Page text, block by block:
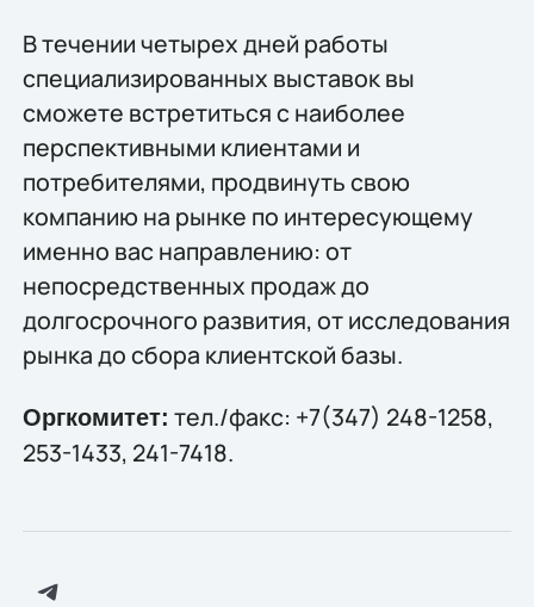
В течении четырех дней работы
специализированных выставок вы
сможете встретиться с наиболее
перспективными клиентами и
потребителями, продвинуть свою
компанию на рынке по интересующему
именно вас направлению: от
непосредственных продаж до
долгосрочного развития, от исследования
рынка до сбора клиентской базы.
Оргкомитет: тел./факс: +7(347) 248-1258,
253-1433, 241-7418.